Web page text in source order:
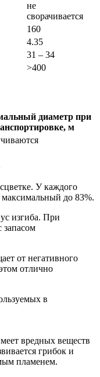
не
сворачивается
160
4.35
31 – 34
>400
диаметр при
м
У каждого
максимальный до 83%.
изгиба. При
запасом
от негативного
отлично
в
вредных веществ
грибок и
пламенем.